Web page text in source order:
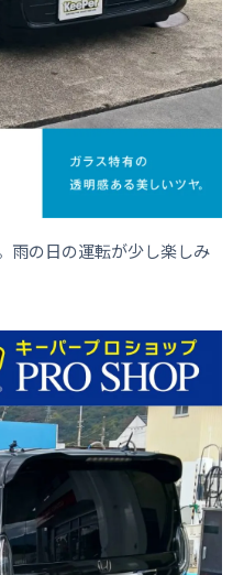
雨の日の運転が少し楽しみ